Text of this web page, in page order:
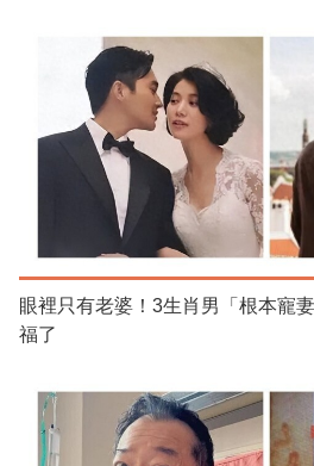
眼裡只有老婆！3生肖男「根本寵
福了